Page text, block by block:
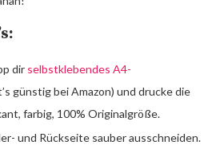
dir selbstklebendes A4-
günstig bei Amazon) und drucke die
farbig, 100% Originalgröße.
und Rückseite sauber ausschneiden.